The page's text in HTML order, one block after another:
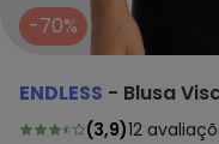
-70%
ENDLESS - Blusa
(3,9)12